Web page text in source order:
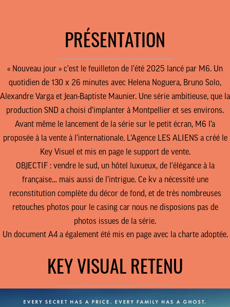
PRÉSENTATION
« Nouveau jour » c’est le feuilleton de l’été 2025 lancé par M6. Un
quotidien de 130 x 26 minutes avec Helena Noguera, Bruno Solo,
Alexandre Varga et Jean-Baptiste Maunier. Une série ambitieuse, que la
production SND a choisi d’implanter à Montpellier et ses environs.
Avant même le lancement de la série sur le petit écran, M6 l’a
proposée à la vente à l’internationale. L’Agence LES ALIENS a créé le
Key Visuel et mis en page le support de vente.
OBJECTIF : vendre le sud, un hôtel luxueux, de l’élégance à la
française… mais aussi de l’intrigue. Ce kv a nécessité une
reconstitution complète du décor de fond, et de très nombreuses
retouches photos pour le casing car nous ne disposions pas de
photos issues de la série.
Un document A4 a également été mis en page avec la charte adoptée.
KEY VISUAL RETENU